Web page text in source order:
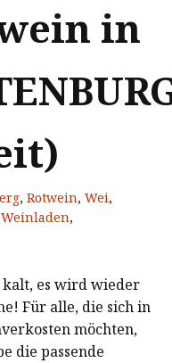
in
, Rotwein, Wei,
Weinladen,
kalt, es wird wieder
Für alle, die sich in
möchten,
die passende